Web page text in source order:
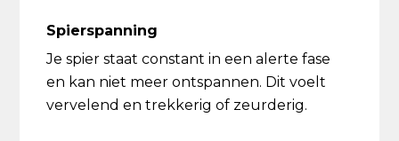
Spierspanning
Je spier staat constant in een alerte fase
en kan niet meer ontspannen. Dit voelt
vervelend en trekkerig of zeurderig.